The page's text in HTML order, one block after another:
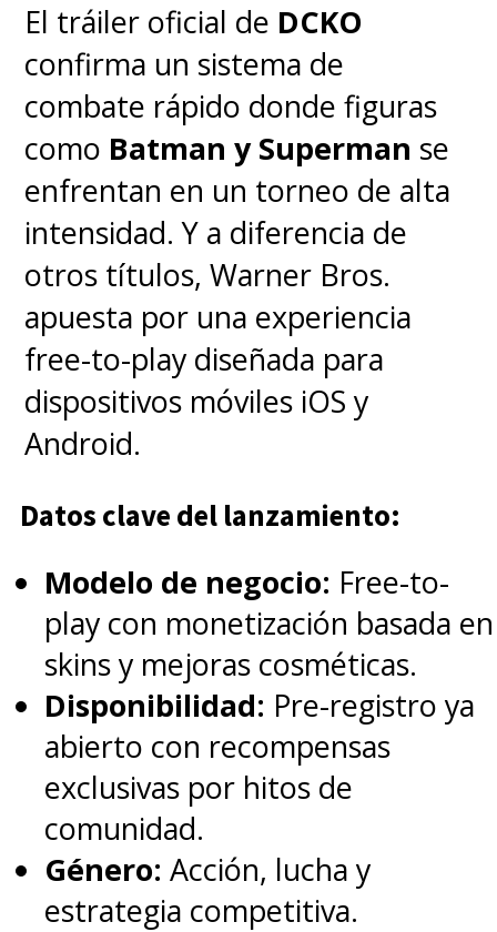
El tráiler oficial de DCKO
confirma un sistema de
combate rápido donde figuras
como Batman y Superman se
enfrentan en un torneo de alta
intensidad. Y a diferencia de
otros títulos, Warner Bros.
apuesta por una experiencia
free-to-play diseñada para
dispositivos móviles iOS y
Android.
Datos clave del lanzamiento:
Modelo de negocio: Free-to-
play con monetización basada en
skins y mejoras cosméticas.
Disponibilidad: Pre-registro ya
abierto con recompensas
exclusivas por hitos de
comunidad.
Género: Acción, lucha y
estrategia competitiva.